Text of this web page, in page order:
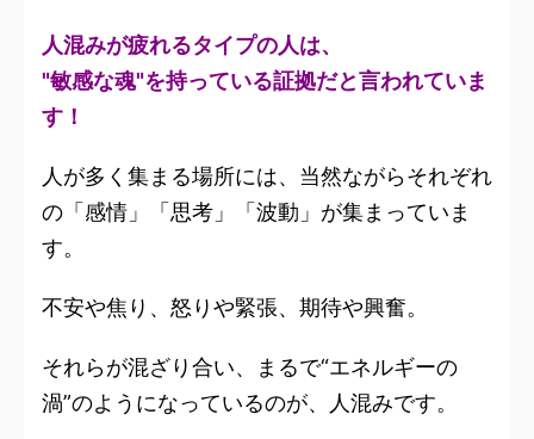
人混みが疲れるタイプの人は、
"敏感な魂"を持っている証拠だと言われていま
す！
人が多く集まる場所には、当然ながらそれぞれ
の「感情」「思考」「波動」が集まっていま
す。
不安や焦り、怒りや緊張、期待や興奮。
それらが混ざり合い、まるで“エネルギーの
渦”のようになっているのが、人混みです。